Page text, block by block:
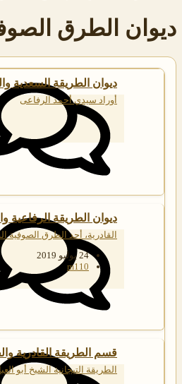
ديوان الطرق
ديوان الطريقة السعدية
أوراد سيدي أحمد الرفاعى
ديوان الطريقة الرفاعية
24 يوليو 2019
m110
قسم الطريقة القادرية
الطريقة التيجانية الشيخ أبو